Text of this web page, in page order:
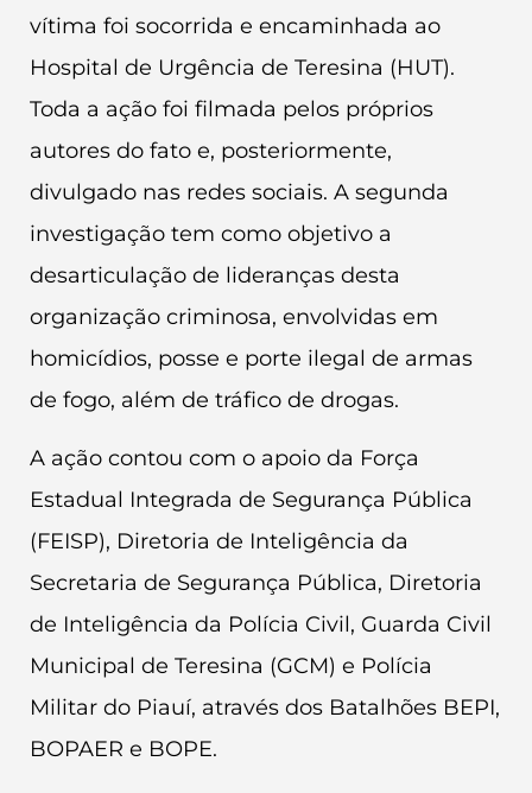
vítima foi socorrida e encaminhada ao
Hospital de Urgência de Teresina (HUT).
Toda a ação foi filmada pelos próprios
autores do fato e, posteriormente,
divulgado nas redes sociais. A segunda
investigação tem como objetivo a
desarticulação de lideranças desta
organização criminosa, envolvidas em
homicídios, posse e porte ilegal de armas
de fogo, além de tráfico de drogas.
A ação contou com o apoio da Força
Estadual Integrada de Segurança Pública
(FEISP), Diretoria de Inteligência da
Secretaria de Segurança Pública, Diretoria
de Inteligência da Polícia Civil, Guarda Civil
Municipal de Teresina (GCM) e Polícia
Militar do Piauí, através dos Batalhões BEPI,
BOPAER e BOPE.